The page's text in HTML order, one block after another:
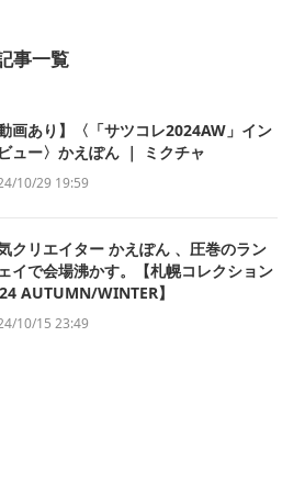
事一覧
動画あり】〈「サツコレ2024AW」イン
ュー〉かえぽん ｜ ミクチャ
10/29 19:59
クリエイター かえぽん 、圧巻のラン
イで会場沸かす。【札幌コレクション
AUTUMN/WINTER】
10/15 23:49